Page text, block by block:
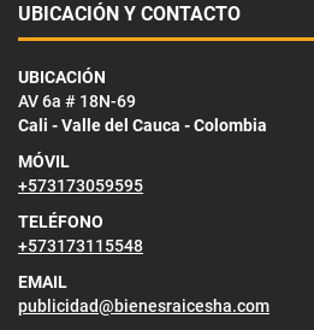
UBICACIÓN Y CONTACTO
UBICACIÓN
AV 6a # 18N-69
Cali - Valle del Cauca - Colombia
MÓVIL
+573173059595
TELÉFONO
+573173115548
EMAIL
publicidad@bienesraicesha.com